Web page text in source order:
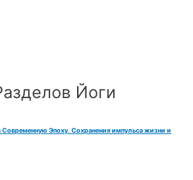
Йоги
Эпоху. Сохранения импульса жизни и